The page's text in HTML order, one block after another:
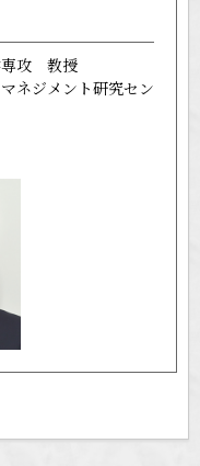
専攻 教授
ネジメント研究セン